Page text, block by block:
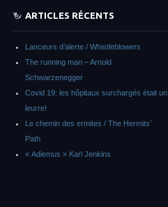
ARTICLES RÉCENTS
Lanceurs d’alerte / Whistleblowers
The running man – Arnold
Schwarzenegger
Covid 19: les hôpitaux surchargés était un
leurre!
Le chemin des ermites / The Hermits’
Path
« Adiemus » Karl Jenkins